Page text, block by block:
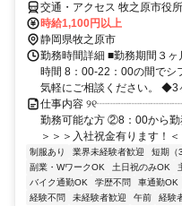
交通・アクセス 牧之原市役
時給1,100円以上
静岡県牧之原市
勤務時間詳細 ■勤務期間３
時間 8：00-22：00の間でシ
気軽にご相談ください。 ◆3
仕事内容
勤務可能な方 ②8：00から
＞＞＞入社祝金有ります！
制服あり 業界未経験者歓迎 短期（
副業・WワークOK
土日祝のみOK
バイク通勤OK
学歴不問 車通勤OK
経験不問
未経験者歓迎 午前 経験